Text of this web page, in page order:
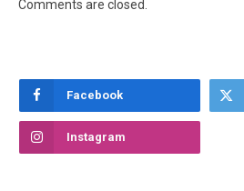
Comments are closed.
Facebook
Instagram